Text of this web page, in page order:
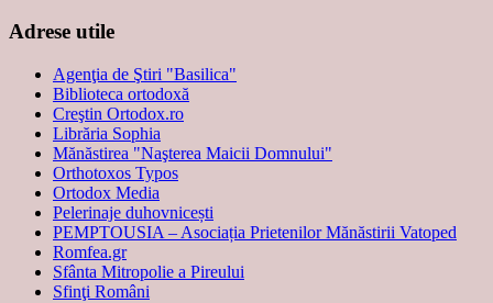
Adrese utile
Agenţia de Ştiri "Basilica"
Biblioteca ortodoxă
Creştin Ortodox.ro
Librăria Sophia
Mănăstirea "Naşterea Maicii Domnului"
Orthotoxos Typos
Ortodox Media
Pelerinaje duhovnicești
PEMPTOUSIA – Asociația Prietenilor Mănăstirii Vatoped
Romfea.gr
Sfânta Mitropolie a Pireului
Sfinţi Români